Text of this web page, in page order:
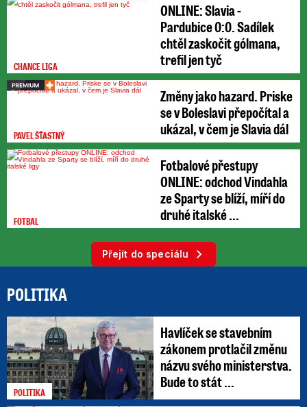
CHANCE LIGA
ONLINE: Slavia -
Pardubice 0:0. Sadílek
chtěl zaskočit gólmana,
trefil jen tyč
PAVEL ŠŤASTNÝ
Změny jako hazard. Priske
se v Boleslavi přepočítal a
ukázal, v čem je Slavia dál
FOTBAL
Fotbalové přestupy
ONLINE: odchod Vindahla
ze Sparty se blíží, míří do
druhé italské ...
Přejít do speciálu
POLITIKA
POLITIKA
Havlíček se stavebním
zákonem protlačil změnu
názvu svého ministerstva.
Bude to stát ...